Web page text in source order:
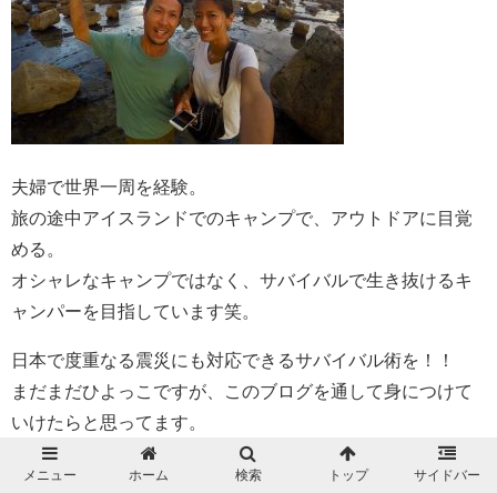
夫婦で世界一周を経験。
旅の途中アイスランドでのキャンプで、アウトドアに目覚
める。
オシャレなキャンプではなく、サバイバルで生き抜けるキ
ャンパーを目指しています笑。
日本で度重なる震災にも対応できるサバイバル術を！！
まだまだひよっこですが、このブログを通して身につけて
いけたらと思ってます。
メニュー ホーム 検索 トップ サイドバー